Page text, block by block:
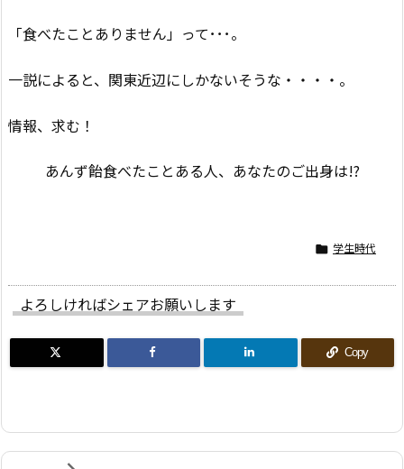
「食べたことありません」って･･･。
一説によると、関東近辺にしかないそうな・・・・。
情報、求む！
あんず飴食べたことある人、あなたのご出身は!?
 学生時代
よろしければシェアお願いします
Copy